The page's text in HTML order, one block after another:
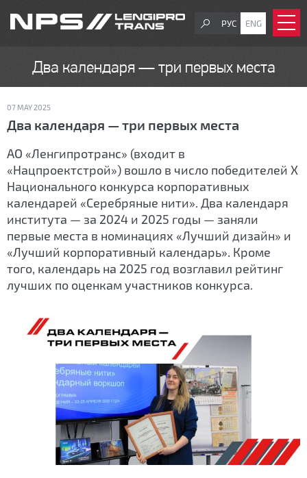
РУС ENG
Два календаря — три первых места
07 MAY 2025
Два календаря — три первых места
АО «Ленгипротранс» (входит в
«Нацпроектстрой») вошло в число победителей Х
Национального конкурса корпоративных
календарей «Серебряные нити». Два календаря
института — за 2024 и 2025 годы — заняли
первые места в номинациях «Лучший дизайн» и
«Лучший корпоративный календарь». Кроме
того, календарь на 2025 год возглавил рейтинг
лучших по оценкам участников конкурса.